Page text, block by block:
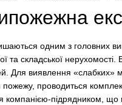
одним з головних
та складської
Для виявлення «слабких»
проводиться
компанією-підрядником, що